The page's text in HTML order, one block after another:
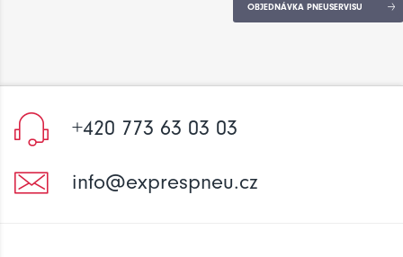
OBJEDNÁVKA PNEUSERVISU
+420 773 63 03 03
info@exprespneu.cz